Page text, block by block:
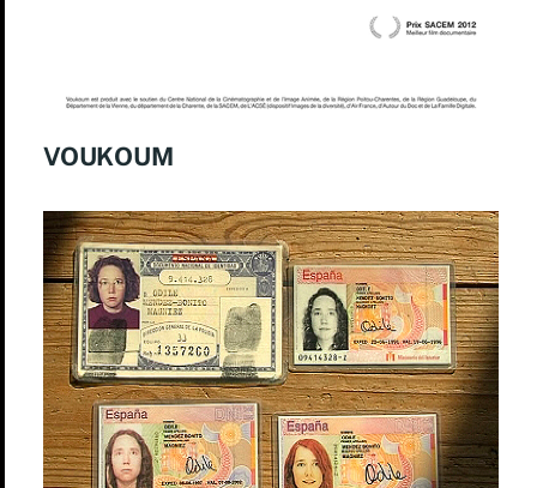
VOUKOUM